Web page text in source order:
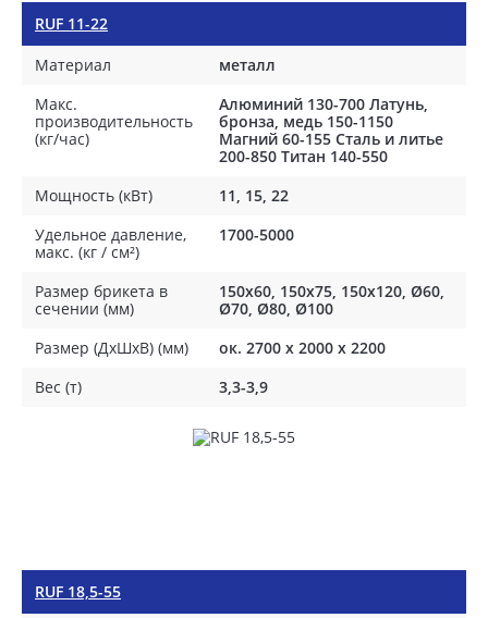
RUF 11-22
Материал
металл
Макс.
производительность
(кг/час)
Алюминий 130-700 Латунь,
бронза, медь 150-1150
Магний 60-155 Сталь и литье
200-850 Титан 140-550
Мощность (кВт)
11, 15, 22
Удельное давление,
макс. (кг / см²)
1700-5000
Размер брикета в
сечении (мм)
150x60, 150x75, 150x120, Ø60,
Ø70, Ø80, Ø100
Размер (ДхШхВ) (мм)
ок. 2700 х 2000 х 2200
Вес (т)
3,3-3,9
RUF 18,5-55